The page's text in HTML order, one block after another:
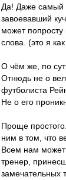
Да! Даже самый
завоевавший
может попросту
слова. (это я
О чём же, по
Отнюдь не о
футболиста
Не о его
Проще
ним в том, что
Всем нам может
тренер,
замечательных